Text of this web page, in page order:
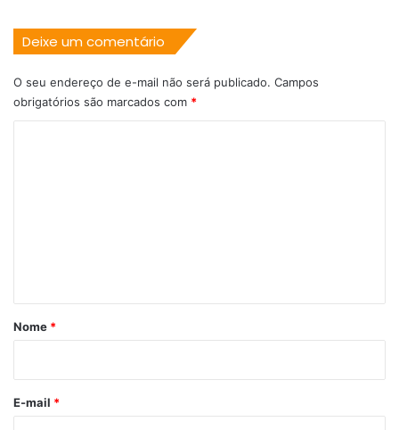
Deixe um comentário
O seu endereço de e-mail não será publicado. Campos
obrigatórios são marcados com *
r
*
Nome *
E-mail *